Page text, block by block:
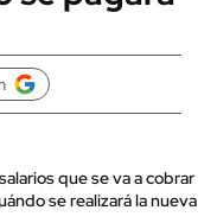
que se va a cobrar
se realizará la nueva